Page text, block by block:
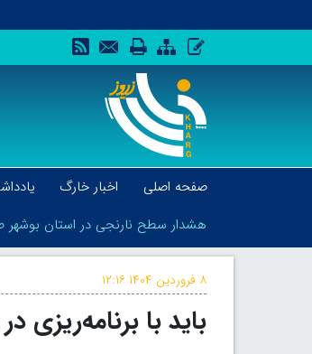
صفحه اصلی اخبار خارگ
هشدار سطح نارنجی در استان بوشهر
هشدار سطح نارنجی در استان بوشهر
۸ فروردین ۱۴۰۴ ۱۲:۱۶
باید با برنامه‌ریزی‌